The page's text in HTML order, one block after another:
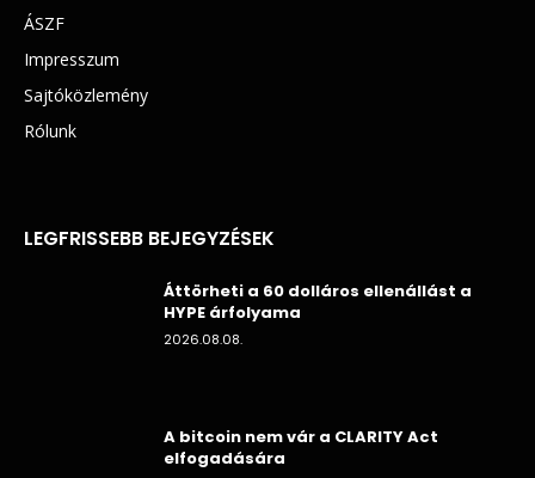
ÁSZF
Impresszum
Sajtóközlemény
Rólunk
LEGFRISSEBB BEJEGYZÉSEK
Áttörheti a 60 dolláros ellenállást a
HYPE árfolyama
2026.08.08.
A bitcoin nem vár a CLARITY Act
elfogadására